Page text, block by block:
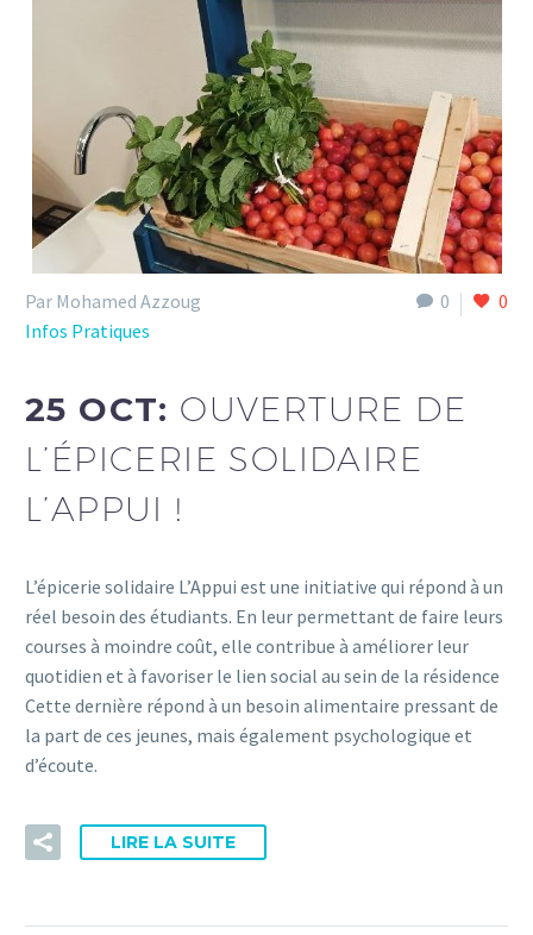
0 0
Par Mohamed Azzoug
Infos Pratiques
25 OCT: OUVERTURE DE
L’ÉPICERIE SOLIDAIRE
L’APPUI !
L’épicerie solidaire L’Appui est une initiative qui répond à un
réel besoin des étudiants. En leur permettant de faire leurs
courses à moindre coût, elle contribue à améliorer leur
quotidien et à favoriser le lien social au sein de la résidence
Cette dernière répond à un besoin alimentaire pressant de
la part de ces jeunes, mais également psychologique et
d’écoute.
LIRE LA SUITE